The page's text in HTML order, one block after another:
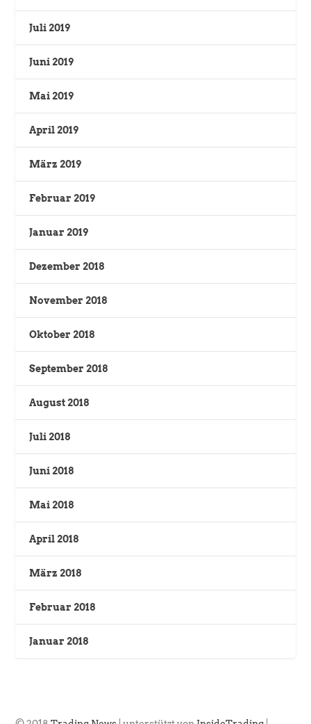
Juli 2019
Juni 2019
Mai 2019
April 2019
März 2019
Februar 2019
Januar 2019
Dezember 2018
November 2018
Oktober 2018
September 2018
August 2018
Juli 2018
Juni 2018
Mai 2018
April 2018
März 2018
Februar 2018
Januar 2018